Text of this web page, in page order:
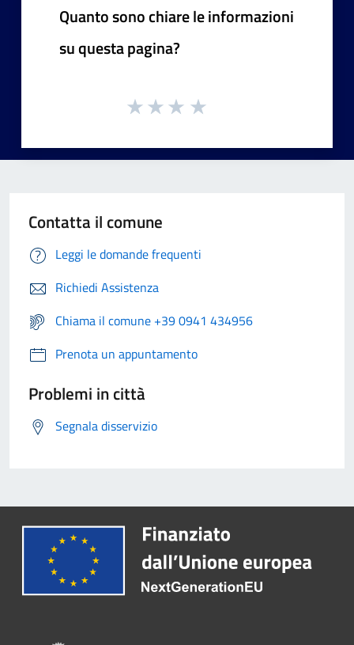
Quanto sono chiare le informazioni
su questa pagina?
Contatta il comune
Leggi le domande frequenti
Richiedi Assistenza
Chiama il comune +39 0941 434956
Prenota un appuntamento
Problemi in città
Segnala disservizio